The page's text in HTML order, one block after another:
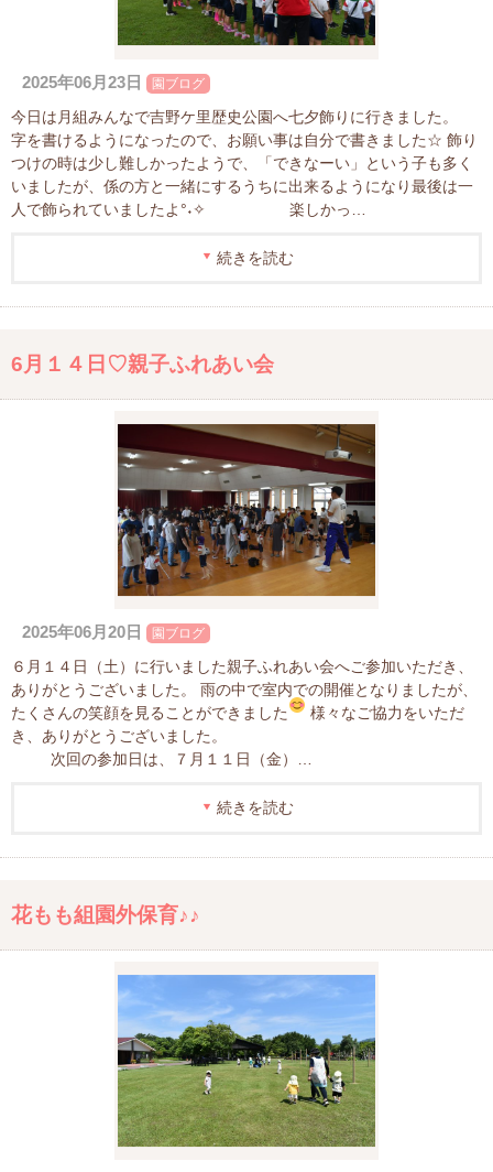
2025年06月23日 園ブログ
今日は月組みんなで吉野ケ里歴史公園へ七夕飾りに行きました。
字を書けるようになったので、お願い事は自分で書きました☆ 飾り
つけの時は少し難しかったようで、「できなーい」という子も多く
いましたが、係の方と一緒にするうちに出来るようになり最後は一
人で飾られていましたよ°˖✧ 楽しかっ…
続きを読む
6月１４日♡親子ふれあい会
2025年06月20日 園ブログ
６月１４日（土）に行いました親子ふれあい会へご参加いただき、
ありがとうございました。 雨の中で室内での開催となりましたが、
たくさんの笑顔を見ることができました
様々なご協力をいただ
き、ありがとうございました。
次回の参加日は、７月１１日（金）…
続きを読む
花もも組園外保育♪♪